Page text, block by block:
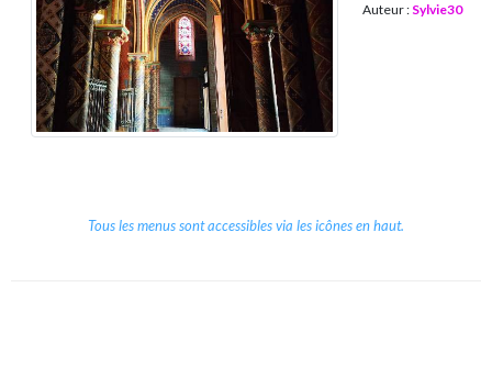
Auteur : Sylvie30
Tous les menus sont accessibles via les icônes en haut.